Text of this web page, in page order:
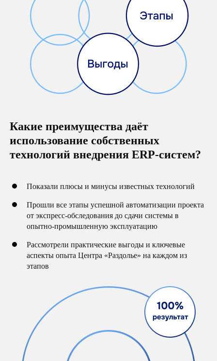
Какие преимущества даёт
использование собственных
технологий внедрения ERP-систем?
Показали плюсы и минусы известных технологий
Прошли все этапы успешной автоматизации проекта
от экспресс-обследования до сдачи системы в
опытно-промышленную эксплуатацию
Рассмотрели практические выгоды и ключевые
аспекты опыта Центра «Раздолье» на каждом из
этапов